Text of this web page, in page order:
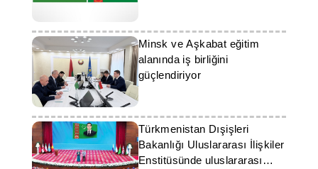
Minsk ve Aşkabat eğitim
alanında iş birliğini
güçlendiriyor
Türkmenistan Dışişleri
Bakanlığı Uluslararası İlişkiler
Enstitüsünde uluslararası